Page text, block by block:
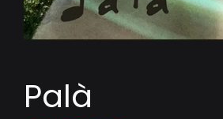
Palà